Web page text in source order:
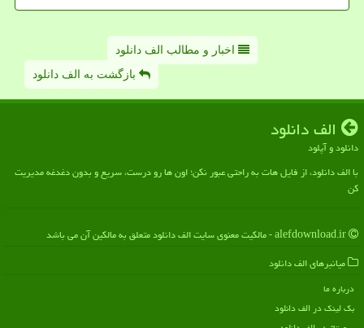
اخبار و مطالب الف دانلود
بازگشت به الف دانلود
الف دانلود
دانلود و آپلود
با الف دانلود، از فایل هات به راحتی عبور نکن؛ اون ها رو درست، سریع و بدون دغدغه مدیریت
کن
میانبرهای الف دانلود
درباره ما
بک لینک در الف دانلود